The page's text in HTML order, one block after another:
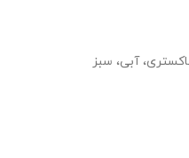
آبی، سبز